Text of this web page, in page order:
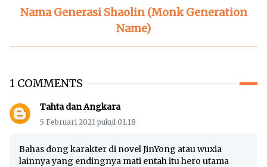
Nama Generasi Shaolin (Monk Generation
Name)
1 COMMENTS
Tahta dan Angkara
5 Februari 2021 pukul 01.18
Bahas dong karakter di novel JinYong atau wuxia
lainnya yang endingnya mati entah itu hero utama